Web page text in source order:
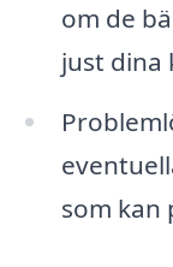
om de
just dina
som kan